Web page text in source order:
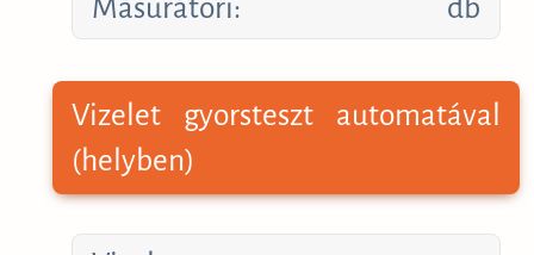
Măsurători: db
Vizelet gyorsteszt automatával
(helyben)